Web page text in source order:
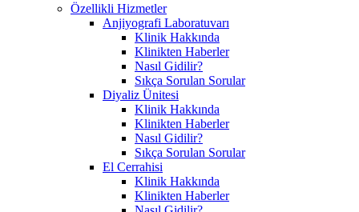
Özellikli Hizmetler
Anjiyografi Laboratuvarı
Klinik Hakkında
Klinikten Haberler
Nasıl Gidilir?
Sıkça Sorulan Sorular
Diyaliz Ünitesi
Klinik Hakkında
Klinikten Haberler
Nasıl Gidilir?
Sıkça Sorulan Sorular
El Cerrahisi
Klinik Hakkında
Klinikten Haberler